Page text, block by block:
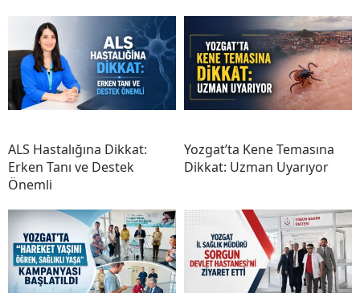
ALS Hastalığına Dikkat:
Erken Tanı ve Destek
Önemli
Yozgat’ta Kene Temasına
Dikkat: Uzman Uyarıyor